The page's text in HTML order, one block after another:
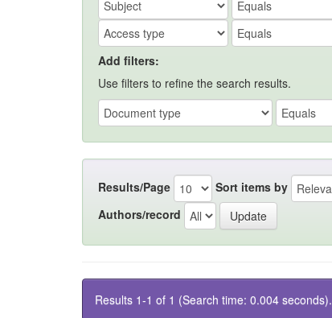
Add filters:
Use filters to refine the search results.
Results/Page Sort items by
Authors/record
Results 1-1 of 1 (Search time: 0.004 seconds).